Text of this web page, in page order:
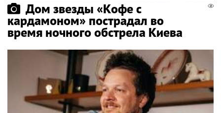
Дом звезды «Кофе с
кардамоном» пострадал во
время ночного обстрела Киева